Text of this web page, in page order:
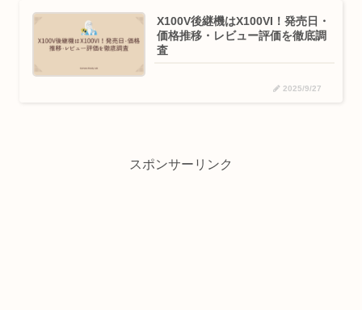
X100V後継機はX100VI！発売日・
価格推移・レビュー評価を徹底調
査
2025/9/27
スポンサーリンク